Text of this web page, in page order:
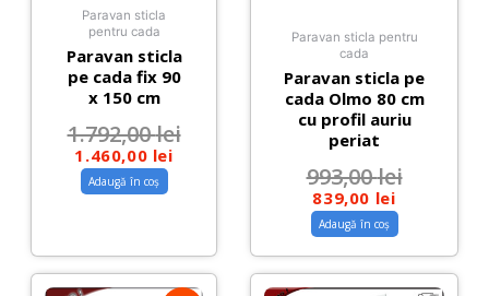
Paravan sticla
pentru cada
Paravan sticla
pe cada fix 90
x 150 cm
1.792,00lei
1.460,00 lei
Adaugă în coș
Paravan sticla pentru
cada
Paravan sticla pe
cada Olmo 80 cm
cu profil auriu
periat
993,00lei
839,00 lei
Adaugă în coș